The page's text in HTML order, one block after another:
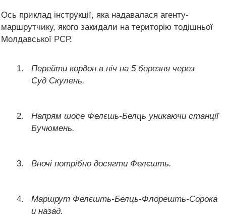
Ось приклад інструкції, яка надавалася агенту-
маршрутчику, якого закидали на територію тодішньої
Молдавської РСР.
Перейти кордон в ніч на 5 березня через
Суд Скулень.
Напрям шосе Фелєшь-Белць уникаючи станції
Бучюмень.
Вночі потрібно досягти Фелєшть.
Маршрут Фелєшть-Белць-Флорешть-Сорока
и назад.